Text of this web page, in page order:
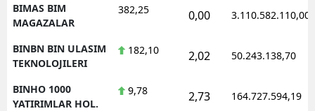
BIMAS BIM
MAGAZALAR
382,25 0,00 3.110.582.110,00
BINBN BIN ULASIM
TEKNOLOJILERI
182,10 2,02 50.243.138,70
BINHO 1000
YATIRIMLAR HOL.
9,78 2,73 164.727.594,19